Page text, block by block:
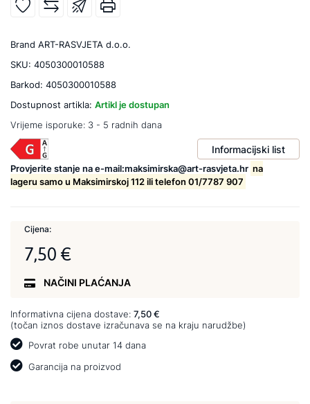
Brand ART-RASVJETA d.o.o.
SKU: 4050300010588
Barkod: 4050300010588
Dostupnost artikla: Artikl je dostupan
Vrijeme isporuke: 3 - 5 radnih dana
Informacijski list
Provjerite stanje na e-mail:maksimirska@art-rasvjeta.hr na
lageru samo u Maksimirskoj 112 ili telefon 01/7787 907
Cijena:
7,50 €
NAČINI PLAĆANJA
Informativna cijena dostave: 7,50 €
(točan iznos dostave izračunava se na kraju narudžbe)
Povrat robe unutar 14 dana
Garancija na proizvod